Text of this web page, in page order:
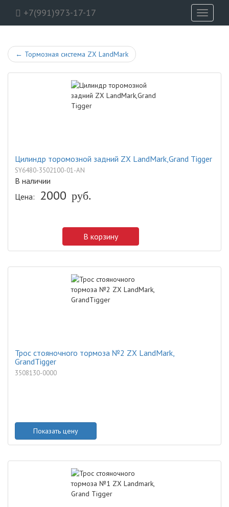
+7(991)973-17-17
Toggle
← Тормозная система ZX LandMark
Цилиндр торомозной задний ZX LandMark,Grand Tigger
SY6480-3502100-01-AN
В наличии
Цена: 2000 руб.
В корзину
Трос стояночного тормоза №2 ZX LandMark,
GrandTigger
3508130-0000
Показать цену